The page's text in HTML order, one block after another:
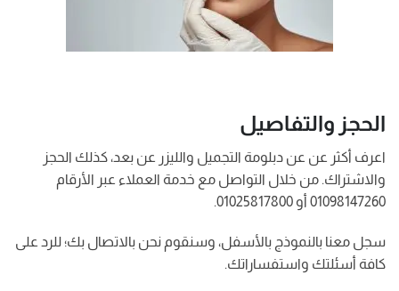
الحجز والتفاصيل
اعرف أكثر عن عن دبلومة التجميل والليزر عن بعد، كذلك الحجز
والاشتراك. من خلال التواصل مع خدمة العملاء عبر الأرقام
01098147260 أو 01025817800.
سجل معنا بالنموذج بالأسفل، وسنقوم نحن بالاتصال بك؛ للرد على
كافة أسئلتك واستفساراتك.